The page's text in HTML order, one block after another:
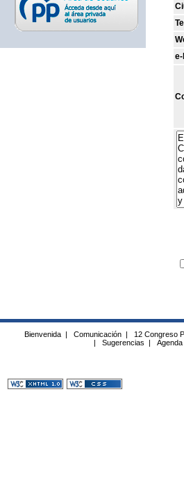
Bienvenida | Comunicación | 12 Congreso
|
Sugerencias | Agenda